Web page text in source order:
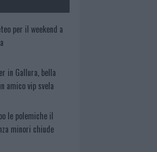
per il weekend a
in Gallura, bella
amico vip svela
le polemiche il
minori chiude